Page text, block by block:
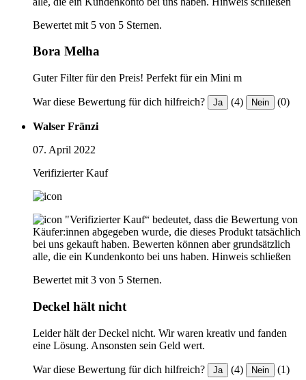
Bewertet mit 5 von 5 Sternen.
Bora Melha
Guter Filter für den Preis! Perfekt für ein Mini m
War diese Bewertung für dich hilfreich? Ja (4) Nein (0)
Walser Fränzi
07. April 2022
Verifizierter Kauf
"Verifizierter Kauf“ bedeutet, dass die Bewertung von
Käufer:innen abgegeben wurde, die dieses Produkt tatsächlich
bei uns gekauft haben. Bewerten können aber grundsätzlich
alle, die ein Kundenkonto bei uns haben. Hinweis schließen
Bewertet mit 3 von 5 Sternen.
Deckel hält nicht
Leider hält der Deckel nicht. Wir waren kreativ und fanden
eine Lösung. Ansonsten sein Geld wert.
War diese Bewertung für dich hilfreich? Ja (4) Nein (1)